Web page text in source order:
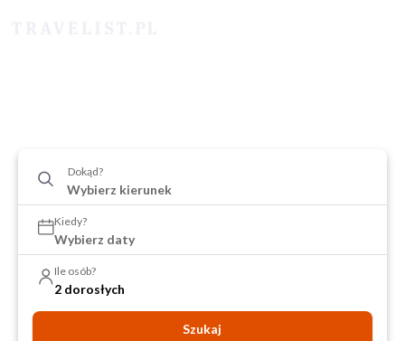
Dokąd?
Kiedy?
Wybierz daty
Ile osób?
2 dorosłych
Szukaj